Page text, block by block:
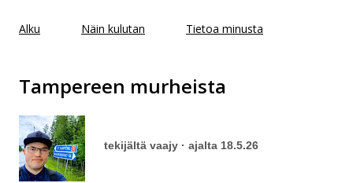
Alku Näin kulutan Tietoa minusta
Tampereen murheista
tekijältä vaajy ajalta 18.5.26